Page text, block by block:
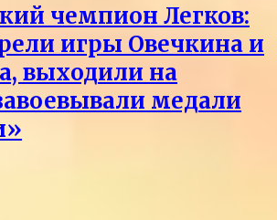
чемпион Легков:
игры Овечкина и
выходили на
медали